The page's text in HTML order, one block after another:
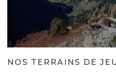
NOS TERRAINS DE